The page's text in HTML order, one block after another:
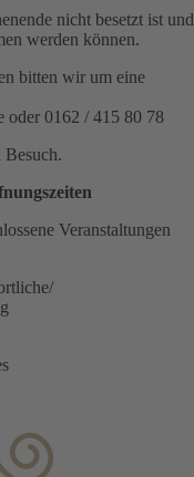
nicht besetzt ist und
werden können.
bitten wir um eine
oder 0162 / 415 80 78
Veranstaltungen